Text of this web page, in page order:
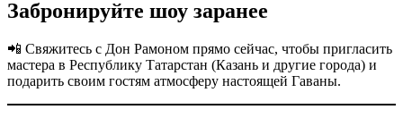
Забронируйте шоу заранее
📲 Свяжитесь с Дон Рамоном прямо сейчас, чтобы пригласить
мастера в Республику Татарстан (Казань и другие города) и
подарить своим гостям атмосферу настоящей Гаваны.